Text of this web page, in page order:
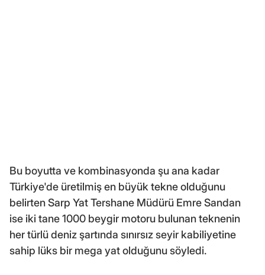
Bu boyutta ve kombinasyonda şu ana kadar
Türkiye'de üretilmiş en büyük tekne olduğunu
belirten Sarp Yat Tershane Müdürü Emre Sandan
ise iki tane 1000 beygir motoru bulunan teknenin
her türlü deniz şartında sınırsız seyir kabiliyetine
sahip lüks bir mega yat olduğunu söyledi.